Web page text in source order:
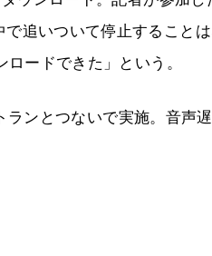
追いついて停止すること
ードできた」という。
ンとつないで実施。音声